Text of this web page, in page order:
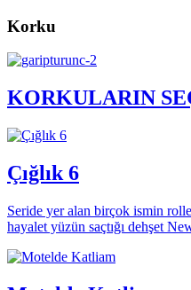
Korku
KORKULARIN
Çığlık 6
Seride yer alan birçok ismin
hayalet yüzün saçtığı dehşet